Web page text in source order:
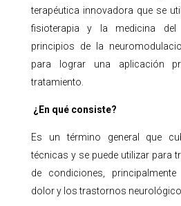
terapéutica innovadora que se
fisioterapia y la medicina
principios de la
para lograr una aplicación
tratamiento.
¿En qué consiste?
Es un término general que
técnicas y se puede utilizar para
de condiciones,
dolor y los trastornos